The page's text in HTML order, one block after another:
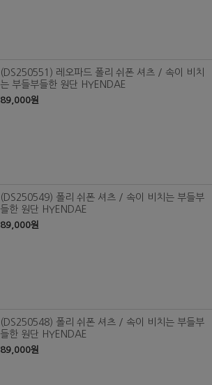
(DS250551) 레오파드 폴리 쉬폰 셔츠 / 속이 비치
는 부들부들한 원단 HYENDAE
89,000원
(DS250549) 폴리 쉬폰 셔츠 / 속이 비치는 부들부
들한 원단 HYENDAE
89,000원
(DS250548) 폴리 쉬폰 셔츠 / 속이 비치는 부들부
들한 원단 HYENDAE
89,000원